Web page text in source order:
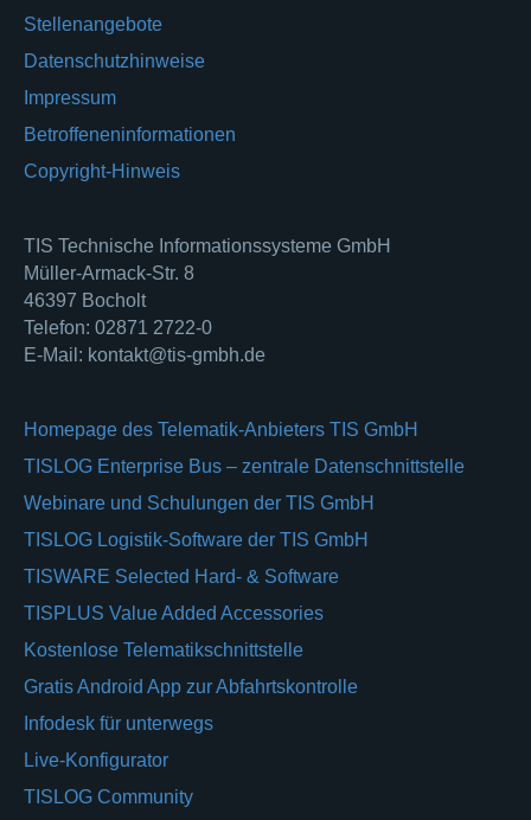
Stellenangebote
Datenschutzhinweise
Impressum
Betroffeneninformationen
Copyright-Hinweis
TIS Technische Informationssysteme GmbH
Müller-Armack-Str. 8
46397 Bocholt
Telefon: 02871 2722-0
E-Mail: kontakt@tis-gmbh.de
Homepage des Telematik-Anbieters TIS GmbH
TISLOG Enterprise Bus – zentrale Datenschnittstelle
Webinare und Schulungen der TIS GmbH
TISLOG Logistik-Software der TIS GmbH
TISWARE Selected Hard- & Software
TISPLUS Value Added Accessories
Kostenlose Telematikschnittstelle
Gratis Android App zur Abfahrtskontrolle
Infodesk für unterwegs
Live-Konfigurator
TISLOG Community